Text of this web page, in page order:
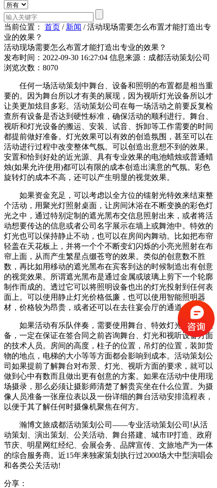
当前位置： 首页 / 新闻 /活动现场需要怎么布置才能打造出专
业的效果？
活动现场需要怎么布置才能打造出专业的效果？
发布时间：2022-09-30 16:27:04 信息来源：成都活动策划公司
浏览次数：8070
任何一场活动策划中舞台、设备和照明的布置都是相当重
要的。因为舞台所以才有美的展现，因为视听灯光设备所以才
让美更加炫目多彩。活动策划公司在每一场活动之前要反复检
查所有设备是否达到硬性标准，确保活动的顺利进行。舞台、
视听和灯光设备的搬运、安装、试音、拆卸等工作需要的时间
都提前做好准备。灯光效果可以有效的创造氛围，甚至可以在
活动进行过程中改变整体气氛。可以创造出意想不到的效果。
安置和恰到好处的近光源、具有专业效果的电池蜡烛或普通蜡
烛(如果允许使用)都可以有限的成本创造出满意的气氛。彩色
旋转灯的成本不高，还可以产生明显的视觉效果。
如果资金充足，可以考虑以全方位的镭射光特效来结束整
个活动，用聚光灯照射桌面，让房间沐浴在不断变换的彩色灯
光之中，通过特别定制的遮光黑布交信息照射出来，或者将活
动想要传达的信息或者公司名字展示在墙上或舞池中。特效的
灯光也可以保持静止不动，也可以在房间内舞动。比如把布帘
轻盖在天花板上，并将一个个不断变幻闪烁的小亮光照射在布
帘上面，从而产生繁星点缀苍穹的效果。类似的创意数不胜
数，再比如用移动的遮光黑布在宾客到达的时候制造出有创意
的视觉效果。所谓遮光黑布是通过金属或玻璃上剪下一个轮廓
制作而成的。透过它可以将照明设备也出的灯光投射到任何表
面上。可以使用静止灯光价格低廉，也可以使用智能照明器
材，价格较为昂贵，或者还可以在去往宴会厅的通道上使用。
如果活动有乐队伴奏，需要使用舞台、特效灯光和视听设
备，一定在保证在签合同之前咨询舞台、灯光和视听设备方面
的技术人员。房间的高度，柱子的位置，吊灯的位置，装卸货
物的地点，电梯的大小等等方面都会影响到成本。活动策划公
司如果提前了解舞台对布景、灯光、视听方面的要求，就可以
做到心中有数而且做出更有创意的方案。如果在活动中使用现
场摄录，那么必须让摄影师清楚了解贵宾坐在什么位置。为摄
像人员准备一张座位表以及一份详细的舞台活动安排流程表，
以便于其了解任何时摄像机聚焦在何方。
瀚博文旅成都活动策划公司——专业活动策划公司!从活
动策划、演出策划、公关活动、舞台搭建、城市IP打造、政府
节庆、明星网红经纪、会展会务、品牌宣传、文旅地产为一体
的综合服务商。近15年来独家策划执行过2000场大中型演唱会
和各类公关活动!
分享：